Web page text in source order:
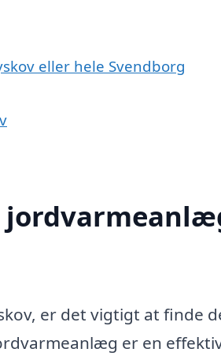
eller hele Svendborg
er det vigtigt at finde
er en